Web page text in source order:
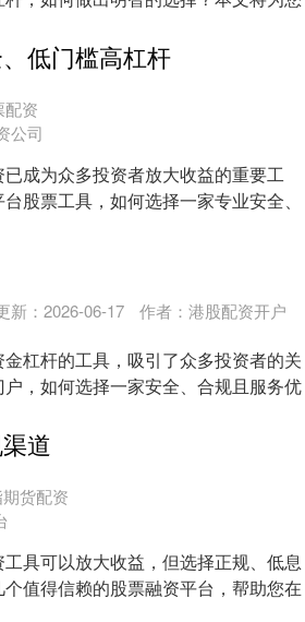
低门槛高杠杆
配资
公司
成为众多投资者放大收益的重要工
股票工具，如何选择一家专业安全、
新：2026-06-17 作者：港股配资开户
杠杆的工具，吸引了众多投资者的关
，如何选择一家安全、合规且服务优
道
货配资
具可以放大收益，但选择正规、低息
值得信赖的股票融资平台，帮助您在